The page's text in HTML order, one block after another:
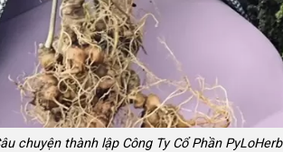
chuyện thành lập Công Ty Cổ Phần PyLoHerb